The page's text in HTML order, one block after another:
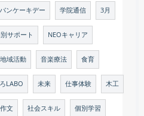
パンケーキデー 学院通信 3月
サポート NEOキャリア
地域活動 音楽療法 食育
LABO 未来 仕事体験 木工
作文 社会スキル 個別学習